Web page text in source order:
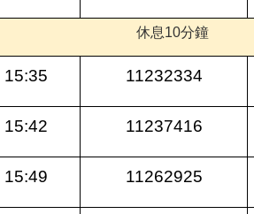
休息10分鐘
15:35 11232334
15:42 11237416
15:49 11262925